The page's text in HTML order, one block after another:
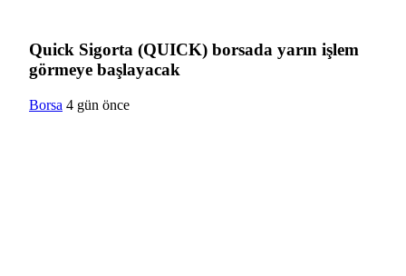
Quick Sigorta (QUICK) borsada yarın işlem
görmeye başlayacak
Borsa 4 gün önce